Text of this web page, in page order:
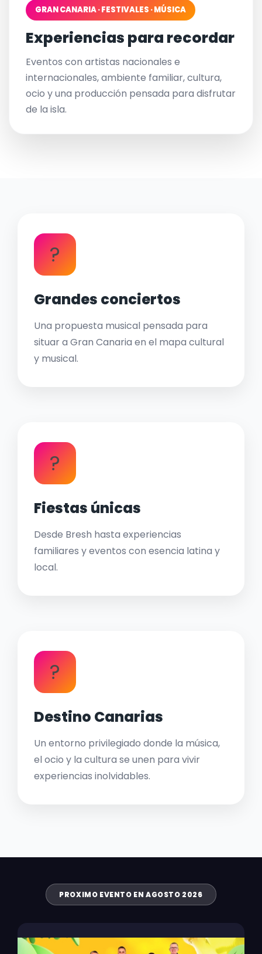
GRAN CANARIA · FESTIVALES · MÚSICA
Experiencias para recordar
Eventos con artistas nacionales e
internacionales, ambiente familiar, cultura,
ocio y una producción pensada para disfrutar
de la isla.
?
Grandes conciertos
Una propuesta musical pensada para
situar a Gran Canaria en el mapa cultural
y musical.
?
Fiestas únicas
Desde Bresh hasta experiencias
familiares y eventos con esencia latina y
local.
?
Destino Canarias
Un entorno privilegiado donde la música,
el ocio y la cultura se unen para vivir
experiencias inolvidables.
PROXIMO EVENTO EN AGOSTO 2026